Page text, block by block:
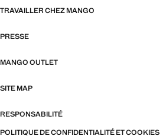
TRAVAILLER CHEZ MANGO
PRESSE
MANGO OUTLET
SITE MAP
RESPONSABILITÉ
POLITIQUE DE CONFIDENTIALITÉ ET COOKIES